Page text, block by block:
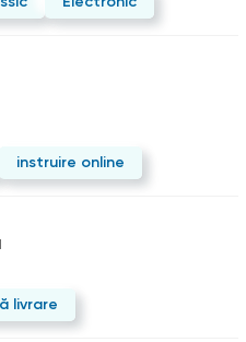
instruire online
livrare